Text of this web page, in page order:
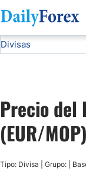
Divulgación del
Divisas
USD/JPY
Precio del
(EUR/
Tipo: Divisa | Grupo: |